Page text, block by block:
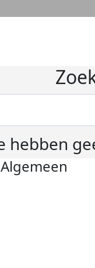
hebben
Algemeen